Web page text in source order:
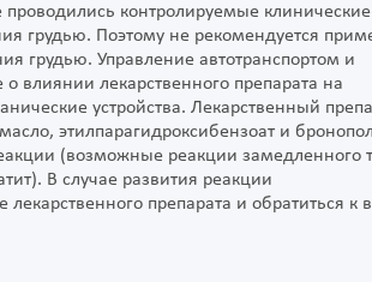
контролируемые клинические
грудью. Поэтому не рекомендуется
грудью. Управление автотранспортом и
влиянии лекарственного препарата на
устройства. Лекарственный
этилпарагидроксибензоат и
(возможные реакции замедленного
В случае развития реакции
препарата и обратиться к